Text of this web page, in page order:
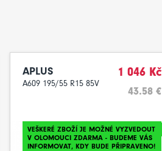
APLUS
A609 195/55 R15 85V
1 046 Kč
43.58 €
VEŠKERÉ ZBOŽÍ JE MOŽNÉ VYZVEDOUT
V OLOMOUCI ZDARMA - BUDEME VÁS
INFORMOVAT, KDY BUDE PŘIPRAVENO!